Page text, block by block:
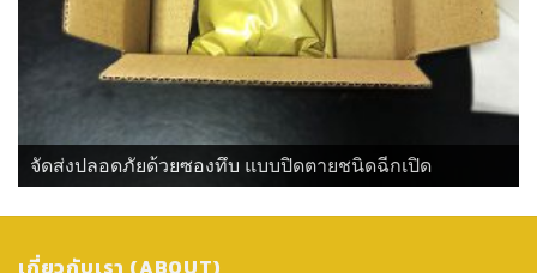
จัดส่งปลอดภัยด้วยซองทึบ แบบปิดตายชนิดฉีกเปิด
เกี่ยวกับเรา (ABOUT)